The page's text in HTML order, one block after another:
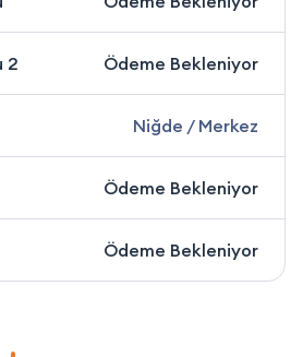
2 Ödeme Bekleniyor
Niğde / Merkez
Ödeme Bekleniyor
Ödeme Bekleniyor